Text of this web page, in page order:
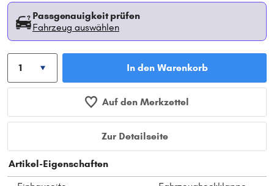
Passgenauigkeit prüfen
Fahrzeug auswählen
In den Warenkorb
Auf den Merkzettel
Zur Detailseite
Artikel-Eigenschaften